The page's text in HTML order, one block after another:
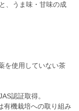
、うま味・甘味の成
を使用していない茶
認証取得。
有機栽培への取り組み